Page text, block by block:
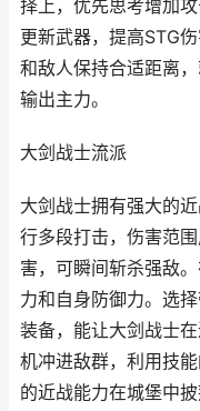
择上，优先思考增加
更新武器，提高STG
和敌人保持合适距离
输出主力。
大剑战士流派
大剑战士拥有强大的
行多段打击，伤害范
害，可瞬间斩杀强敌
力和自身防御力。选
装备，能让大剑战士
机冲进敌群，利用技
的近战能力在城堡中披